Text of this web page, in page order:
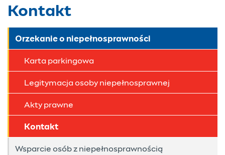
Kontakt
Orzekanie o niepełnosprawności
Karta parkingowa
Legitymacja osoby niepełnosprawnej
Akty prawne
Kontakt
Wsparcie osób z niepełnosprawnością